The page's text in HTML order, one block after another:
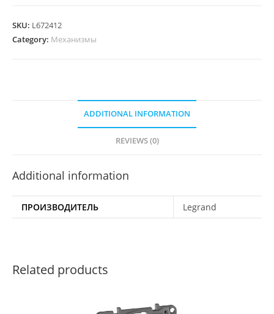
клав.
Алюминий
SKU: L672412
Category: Механизмы
ADDITIONAL INFORMATION
REVIEWS (0)
Additional information
ПРОИЗВОДИТЕЛЬ Legrand
Related products